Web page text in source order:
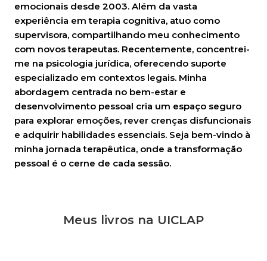
emocionais desde 2003. Além da vasta
experiência em terapia cognitiva, atuo como
supervisora, compartilhando meu conhecimento
com novos terapeutas. Recentemente, concentrei-
me na psicologia jurídica, oferecendo suporte
especializado em contextos legais. Minha
abordagem centrada no bem-estar e
desenvolvimento pessoal cria um espaço seguro
para explorar emoções, rever crenças disfuncionais
e adquirir habilidades essenciais. Seja bem-vindo à
minha jornada terapêutica, onde a transformação
pessoal é o cerne de cada sessão.
Meus livros na UICLAP